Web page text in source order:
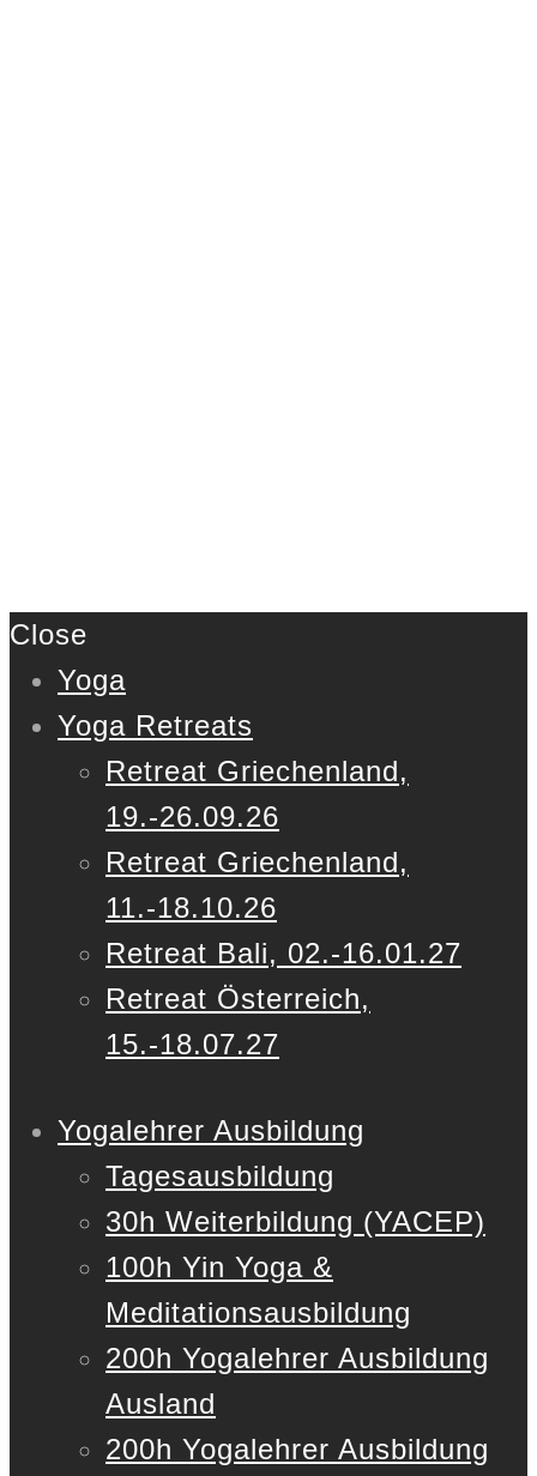
Close
Yoga
Yoga Retreats
Retreat Griechenland,
19.-26.09.26
Retreat Griechenland,
11.-18.10.26
Retreat Bali, 02.-16.01.27
Retreat Österreich,
15.-18.07.27
Yogalehrer Ausbildung
Tagesausbildung
30h Weiterbildung (YACEP)
100h Yin Yoga &
Meditationsausbildung
200h Yogalehrer Ausbildung
Ausland
200h Yogalehrer Ausbildung